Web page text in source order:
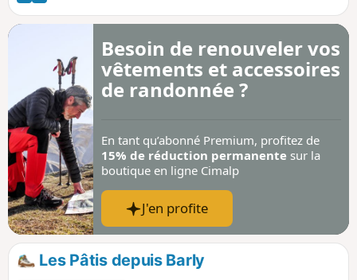
Besoin de renouveler vos
vêtements et accessoires
de randonnée ?
En tant qu’abonné Premium, profitez de
15% de réduction permanente sur la
boutique en ligne Cimalp
J'en profite
Les Pâtis depuis Barly